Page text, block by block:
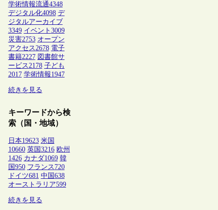
学術情報流通4348
デジタル化4098 デ
ジタルアーカイブ
3349 イベント 3009
災害2753 オープン
アクセス2678 電子
書籍2227 図書館サ
ービス2178 子ども
2017 学術情報1947
続きを見る
キーワードから検
索（国・地域）
日本19623 米国
10660 英国 3216 欧州
1426 カナダ1069 韓
国 950 フランス 720
ドイツ681 中国 638
オーストラリア599
続きを見る